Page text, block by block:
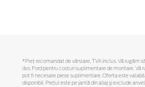
*Preţ recomandat de vânzare, TVA inclus. Vă rugăm
dvs. Ford pentru costuri suplimentare de montare. Vă
pot fi necesare piese suplimentare. Oferta este
disponibil. Preţul este pe jantă din aliaj şi exclude